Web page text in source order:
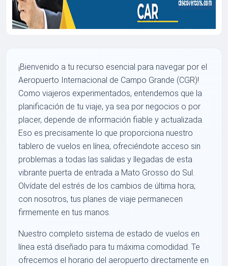
¡Bienvenido a tu recurso esencial para navegar por el
Aeropuerto Internacional de Campo Grande (CGR)!
Como viajeros experimentados, entendemos que la
planificación de tu viaje, ya sea por negocios o por
placer, depende de información fiable y actualizada.
Eso es precisamente lo que proporciona nuestro
tablero de vuelos en línea, ofreciéndote acceso sin
problemas a todas las salidas y llegadas de esta
vibrante puerta de entrada a Mato Grosso do Sul.
Olvídate del estrés de los cambios de última hora;
con nosotros, tus planes de viaje permanecen
firmemente en tus manos.
Nuestro completo sistema de estado de vuelos en
línea está diseñado para tu máxima comodidad. Te
ofrecemos el horario del aeropuerto directamente en